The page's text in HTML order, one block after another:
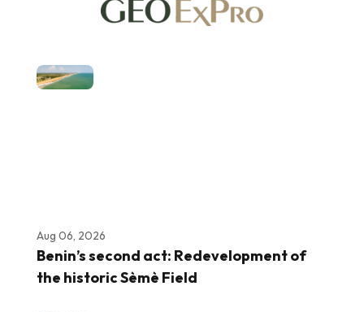
Aug 06, 2026
Benin’s second act: Redevelopment of
the historic Sèmè Field